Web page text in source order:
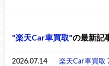
楽天Car車買取 の最新記
2026.07.14
楽天Car車買取